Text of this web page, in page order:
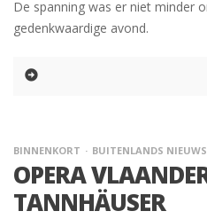
De spanning was er niet minder
gedenkwaardige avond.
BINNENKORT BUITENLANDS NIEUWS
OPERA
TANNHÄUSER